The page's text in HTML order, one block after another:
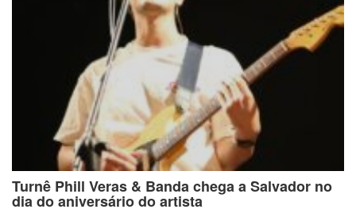
Turnê Phill Veras & Banda chega a Salvador no
dia do aniversário do artista